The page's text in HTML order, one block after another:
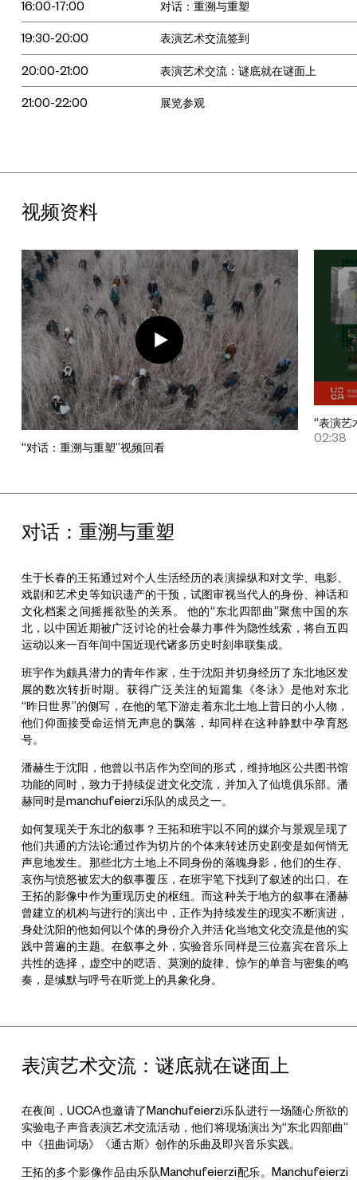
16:00-17:00 对话：重溯与重塑
19:30-20:00 表演艺术交流签到
20:00-21:00 表演艺术交流：谜底就在谜面上
21:00-22:00 展览参观
视频资料
“对话：重溯与重塑”视频回看
“表演艺
02:38
对话：重溯与重塑
生于长春的王拓通过对个人生活经历的表演操纵和对文学、电影、
戏剧和艺术史等知识遗产的干预，试图审视当代人的身份、神话和
文化档案之间摇摇欲坠的关系。 他的“东北四部曲”聚焦中国的东
北，以中国近期被广泛讨论的社会暴力事件为隐性线索，将自五四
运动以来一百年间中国近现代诸多历史时刻串联集成。
班宇作为颇具潜力的青年作家，生于沈阳并切身经历了东北地区发
展的数次转折时期。获得广泛关注的短篇集《冬泳》是他对东北
“昨日世界”的侧写，在他的笔下游走着东北土地上昔日的小人物，
他们仰面接受命运悄无声息的飘落，却同样在这种静默中孕育怒
号。
潘赫生于沈阳，他曾以书店作为空间的形式，维持地区公共图书馆
功能的同时，致力于持续促进文化交流，并加入了仙境俱乐部。潘
赫同时是manchufeierzi乐队的成员之一。
如何复现关于东北的叙事？王拓和班宇以不同的媒介与景观呈现了
他们共通的方法论:通过作为切片的个体来转述历史剧变是如何悄无
声息地发生。那些北方土地上不同身份的落魄身影，他们的生存、
哀伤与愤怒被宏大的叙事覆压，在班宇笔下找到了叙述的出口、在
王拓的影像中作为重现历史的枢纽。而这种关于地方的叙事在潘赫
曾建立的机构与进行的演出中，正作为持续发生的现实不断演进，
身处沈阳的他如何以个体的身份介入并活化当地文化交流是他的实
践中普遍的主题。在叙事之外，实验音乐同样是三位嘉宾在音乐上
共性的选择，虚空中的呓语、莫测的旋律、惊乍的单音与密集的鸣
奏，是缄默与呼号在听觉上的具象化身。
表演艺术交流：谜底就在谜面上
在夜间，UCCA也邀请了Manchufeierzi乐队进行一场随心所欲的
实验电子声音表演艺术交流活动，他们将现场演出为“东北四部曲”
中《扭曲词场》《通古斯》创作的乐曲及即兴音乐实践。
王拓的多个影像作品由乐队Manchufeierzi配乐。Manchufeierzi